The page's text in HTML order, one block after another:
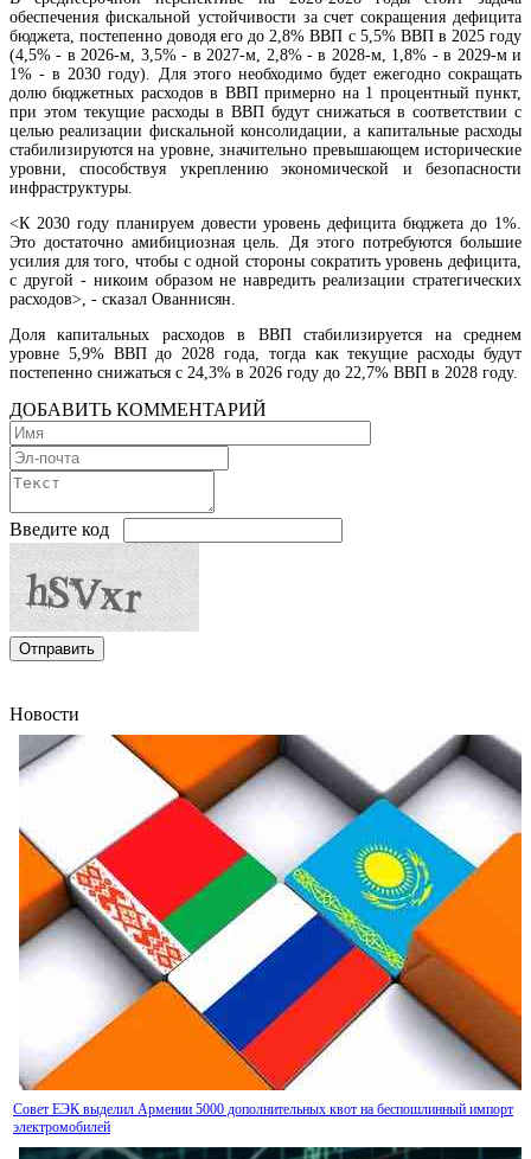
Международный бренд Subway рассматривает возможность выхода на армянский
В Арени обсудили ход реализации инвестиционной программы по строительству
кластера
Moody’s
прогноз по рейтингам IDBank на позитивный
На потребительском рынке Армении цены за июль 2026г чуть снизились, но годовая
инфляция держится выше таргета
Самвел Карапетян назвал "успехом" армянской власти
снижение товарооборота с Россией на 2/3 по отношению к прошлому году
В Армении агрострахование
Произведена очередная транзитная поставка из России в Армению через территорию
Азербайджана
обеспечения фискальной устойчивости за счет сокращения дефицита
бюджета, постепенно доводя его до 2,8% ВВП с 5,5% ВВП в 2025 году
(4,5% - в 2026-м, 3,5% - в 2027-м, 2,8% - в 2028-м, 1,8% - в 2029-м и
1% - в 2030 году). Для этого необходимо будет ежегодно сокращать
долю бюджетных расходов в ВВП примерно на 1 процентный пункт,
при этом текущие расходы в ВВП будут снижаться в соответствии с
целью реализации фискальной консолидации, а капитальные расходы
стабилизируются на уровне, значительно превышающем исторические
уровни, способствуя укреплению экономической и безопасности
инфраструктуры.
<К 2030 году планируем довести уровень дефицита бюджета до 1%.
Это достаточно амибициозная цель. Дя этого потребуются большие
усилия для того, чтобы с одной стороны сократить уровень дефицита,
с другой - никоим образом не навредить реализации стратегических
расходов>, - сказал Ованнисян.
Доля капитальных расходов в ВВП стабилизируется на среднем
уровне 5,9% ВВП до 2028 года, тогда как текущие расходы будут
постепенно снижаться с 24,3% в 2026 году до 22,7% ВВП в 2028 году.
ДОБАВИТЬ КОММЕНТАРИЙ
Введите код
Новости
Совет ЕЭК выделил Армении 5000 дополнительных квот на беспошлинный импорт
электромобилей